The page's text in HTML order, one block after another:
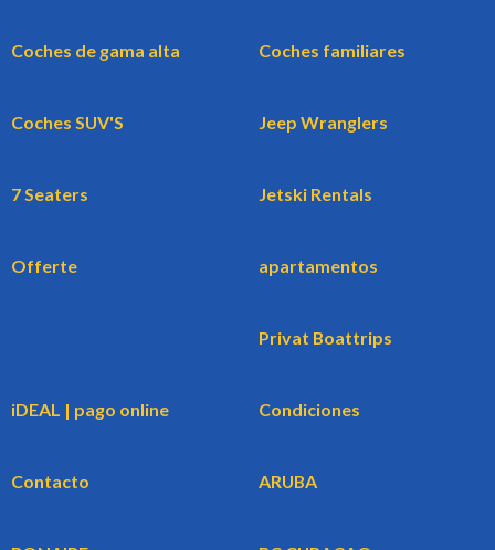
Coches de gama alta Coches familiares
Coches SUV'S Jeep Wranglers
7 Seaters Jetski Rentals
Offerte apartamentos
Privat Boattrips
iDEAL | pago online Condiciones
Contacto ARUBA